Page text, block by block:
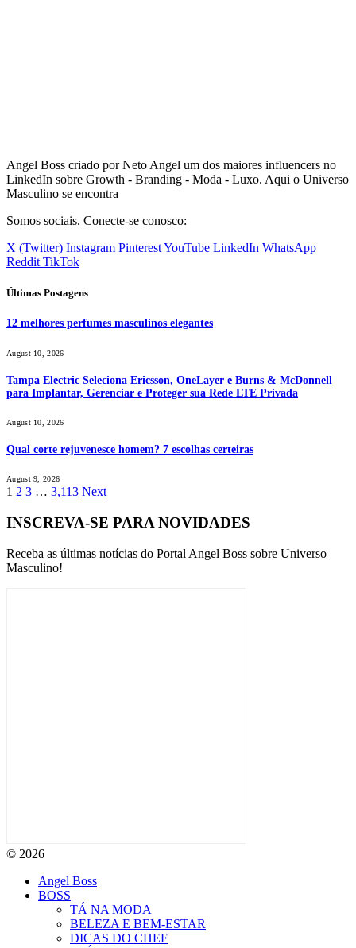
Angel Boss criado por Neto Angel um dos maiores influencers no
LinkedIn sobre Growth - Branding - Moda - Luxo. Aqui o Universo
Masculino se encontra
Somos sociais. Conecte-se conosco:
X (Twitter) Instagram PinterestYouTube LinkedIn WhatsApp
Reddit TikTok
Últimas Postagens
12 melhores perfumes masculinos elegantes
August 10, 2026
Tampa Electric Seleciona Ericsson, OneLayer e Burns & McDonnell
para Implantar, Gerenciar e Proteger sua Rede LTE Privada
August 10, 2026
Qual corte rejuvenesce homem? 7 escolhas certeiras
August 9, 2026
1 2 3 … 3,113 Next
INSCREVA-SE PARA NOVIDADES
Receba as últimas notícias do Portal Angel Boss sobre Universo
Masculino!
© 2026
Angel Boss
BOSS
TÁ NA MODA
BELEZA E BEM-ESTAR
DICAS DO CHEF